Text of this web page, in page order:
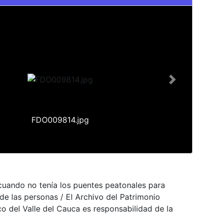
FDO009814.jpg
Next
no tenía los puentes peatonales para
las personas / El Archivo del Patrimonio
del Valle del Cauca es responsabilidad de la